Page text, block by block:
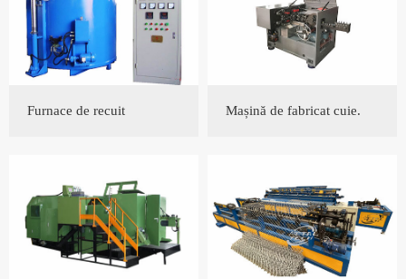
Furnace de recuit Mașină de fabricat cuie.